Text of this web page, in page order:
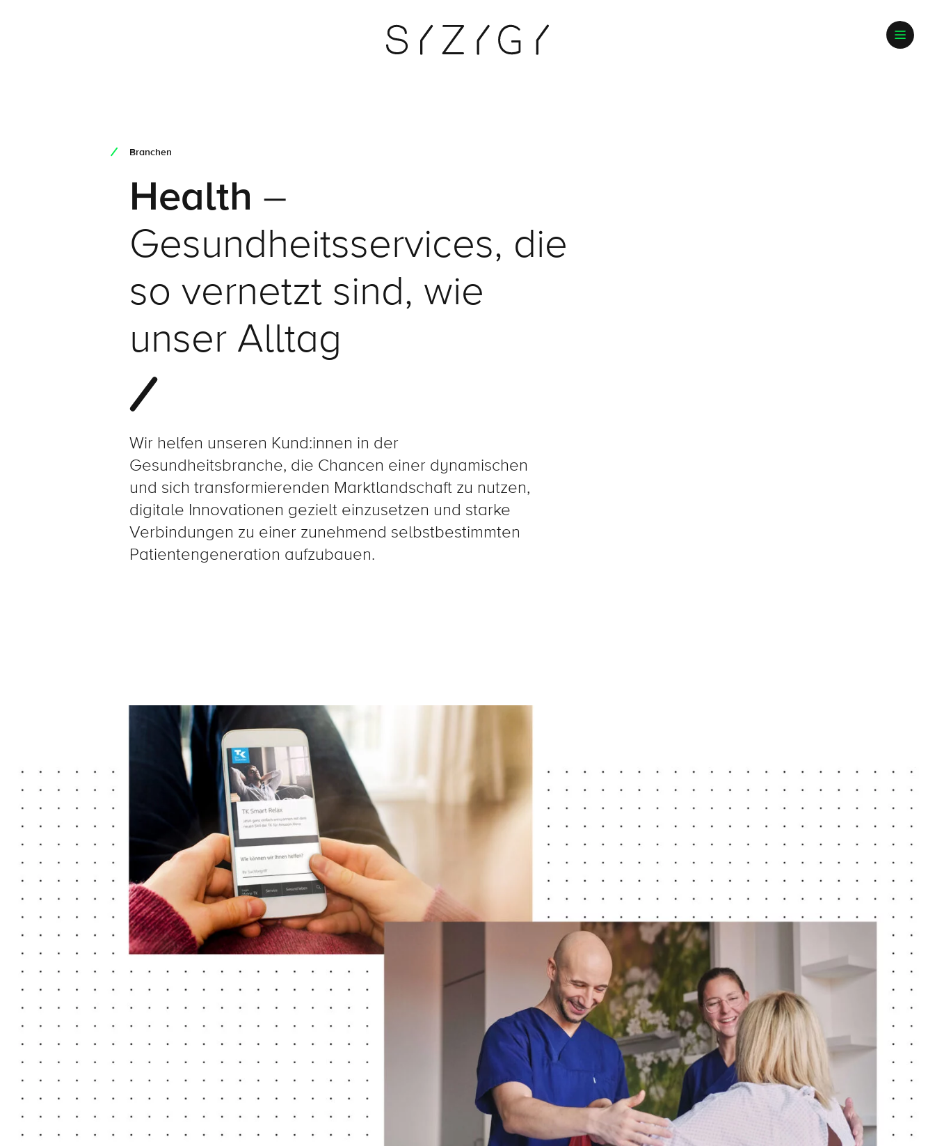
Branchen
Health –
Gesundheitsservices, die
so vernetzt sind, wie
unser Alltag
Wir helfen unseren Kund:innen in der
Gesundheitsbranche, die Chancen einer dynamischen
und sich transformierenden Marktlandschaft zu nutzen,
digitale Innovationen gezielt einzusetzen und starke
Verbindungen zu einer zunehmend selbstbestimmten
Patientengeneration aufzubauen.